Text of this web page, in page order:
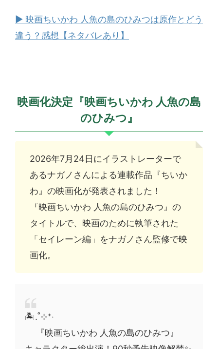
▶ 映画ちいかわ 人魚の島のひみつは原作とどう
違う？感想【ネタバレあり】
映画化決定『映画ちいかわ 人魚の島
のひみつ』
2026年7月24日にイラストレーターで
あるナガノさんによる連載作品『ちいか
わ』の映画化が発表されました！
『映画ちいかわ 人魚の島のひみつ』の
タイトルで、映画のために執筆された
「セイレーン編」をナガノさん監修で映
画化。
🏝️.˚⊹⁺‧
『映画ちいかわ 人魚の島のひみつ』